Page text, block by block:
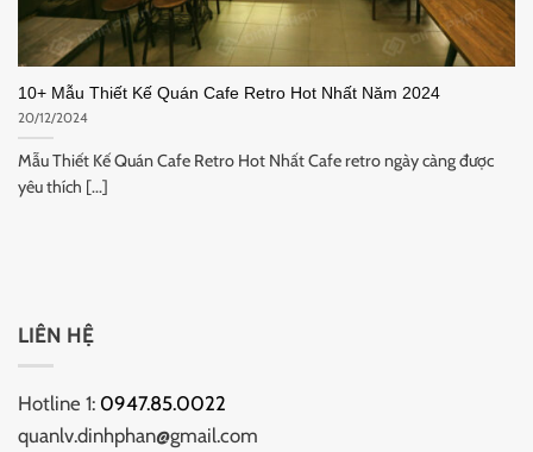
10+ Mẫu Thiết Kế Quán Cafe Retro Hot Nhất Năm 2024
20/12/2024
Mẫu Thiết Kế Quán Cafe Retro Hot Nhất Cafe retro ngày càng được
yêu thích [...]
LIÊN HỆ
Hotline 1: 0947.85.0022
quanlv.dinhphan@gmail.com